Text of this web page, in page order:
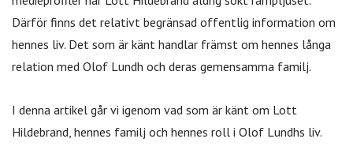
Därför finns det relativt begränsad offentlig information om
hennes liv. Det som är känt handlar främst om hennes långa
relation med Olof Lundh och deras gemensamma familj.
I denna artikel går vi igenom vad som är känt om Lott
Hildebrand, hennes familj och hennes roll i Olof Lundhs liv.